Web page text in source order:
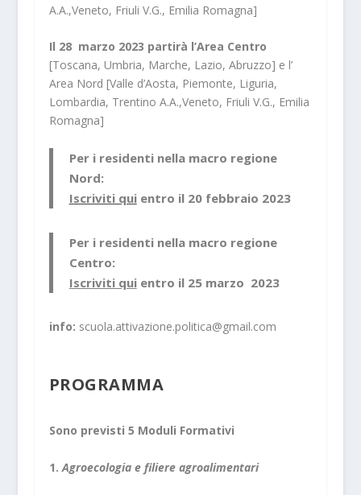
A.A.,Veneto, Friuli V.G., Emilia Romagna]
Il 28 marzo 2023 partirà l’Area Centro
[Toscana, Umbria, Marche, Lazio, Abruzzo] e l’
Area Nord [Valle d’Aosta, Piemonte, Liguria,
Lombardia, Trentino A.A.,Veneto, Friuli V.G., Emilia
Romagna]
Per i residenti nella macro regione
Nord:
Iscriviti quientro il 20 febbraio 2023
Per i residenti nella macro regione
Centro:
Iscriviti qui entro il 25 marzo 2023
info: scuola.attivazione.politica@gmail.com
PROGRAMMA
Sono previsti 5 Moduli Formativi
1.Agroecologia e filiere agroalimentari